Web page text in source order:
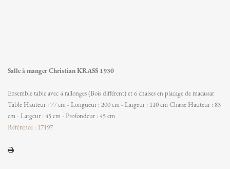
Salle à manger Christian KRASS 1930
Ensemble table avec 4 rallonges (Bois différent) et 6 chaises en placage de macassar
Table Hauteur : 77 cm - Longueur : 200 cm - Largeur : 110 cm Chaise Hauteur : 83
cm - Largeur : 45 cm - Profondeur : 45 cm
Référence : 17197